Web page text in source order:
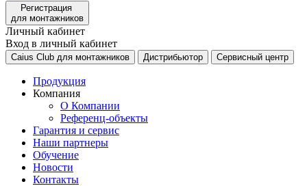
Регистрация
для монтажников
Личный кабинет
Вход в личный кабинет
Caius Club для монтажников Дистрибьютор Сервисный центр
Продукция
Компания
О Компании
Референц-объекты
Гарантия и сервис
Наши партнеры
Обучение
Новости
Контакты